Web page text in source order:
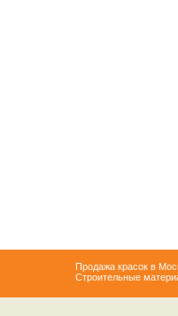
Продажа красок в
Строительные